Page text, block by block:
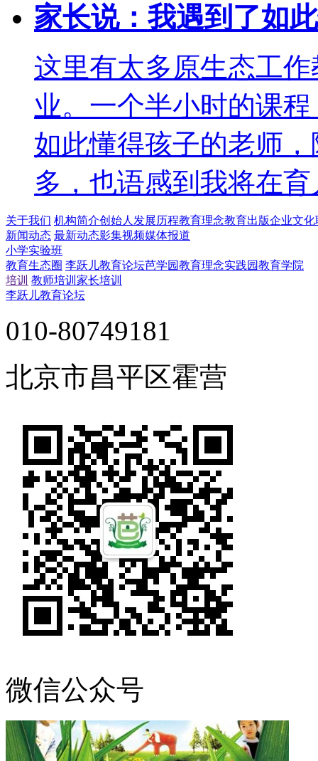
家长说：我遇到了如
这里有太多原生态工
业。一个半小时的课
如此懂得孩子的老师
多，也语感到我将在
关于我们 机构简介创始人 发展历程教育理念教育出版企业文化
新闻动态 最新动态影集视频媒体报道
小学实验班
教育生态圈 李跃儿教育论坛芭学园教育理念实践园教育学院
培训 教师培训 家长培训
李跃儿教育论坛
010-80749181
北京市昌平区霍营
微信公众号